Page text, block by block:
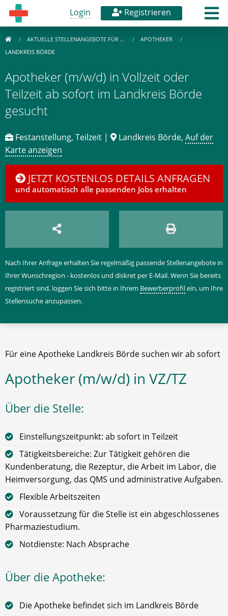
Login Registrieren
AKTUELLE STELLENANGEBOTE FÜR …
APOTHEKER
LANDKREIS BÖRDE
Apotheker (m/w/d) in Vollzeit oder
Teilzeit ab sofort im Landkreis Börde
gesucht
Festanstellung, Teilzeit | Landkreis Börde, Auf der
Karte anzeigen
JETZT KOSTENLOS DETAILS ANFRAGEN
und automatisch alle passenden Jobs erhalten
Nach Ihrer Anfrage erhalten Sie regelmäßig passende Stellenangebote in
Ihrer Wunschregion - kostenlos und diskret per E-Mail. Wenn Sie bereits
registriert sind, loggen Sie sich bitte in Ihrem Bewerberprofilein, um Ihre
Stellensuche anzupassen.
Für eine Apotheke Landkreis Börde suchen wir ab sofort
Apotheker (m/w/d) in VZ/TZ
Über die Stelle:
Einstellungszeitpunkt: ab sofort in Teilzeit
Tätigkeitsbereiche: Zur Tätigkeit gehören die
Kundenberatung, die Rezeptur, die Arbeit im Labor, die
Heimversorgung, das QMS und administrative Aufgaben.
Flexible Arbeitszeiten
Voraussetzung für die Stelle ist ein abgeschlossenes
Pharmaziestudium.
Notdienste: Nach Absprache
Über die Apotheke:
Die Apotheke befindet sich im Landkreis Börde